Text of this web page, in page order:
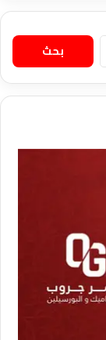
البحث
عن: